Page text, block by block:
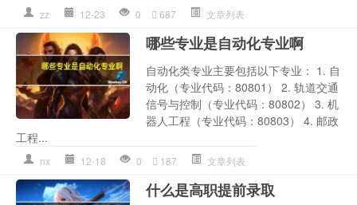
zz 12-23 0 687 文章列表
哪些专业是自动化专业啊
自动化类专业主要包括以下专业： 1. 自
动化（专业代码：80801） 2. 轨道交通
信号与控制（专业代码：80802） 3. 机
器人工程（专业代码：80803） 4. 邮政
工程...
nx 12-18 0 187 文章列表
什么是高职提前录取